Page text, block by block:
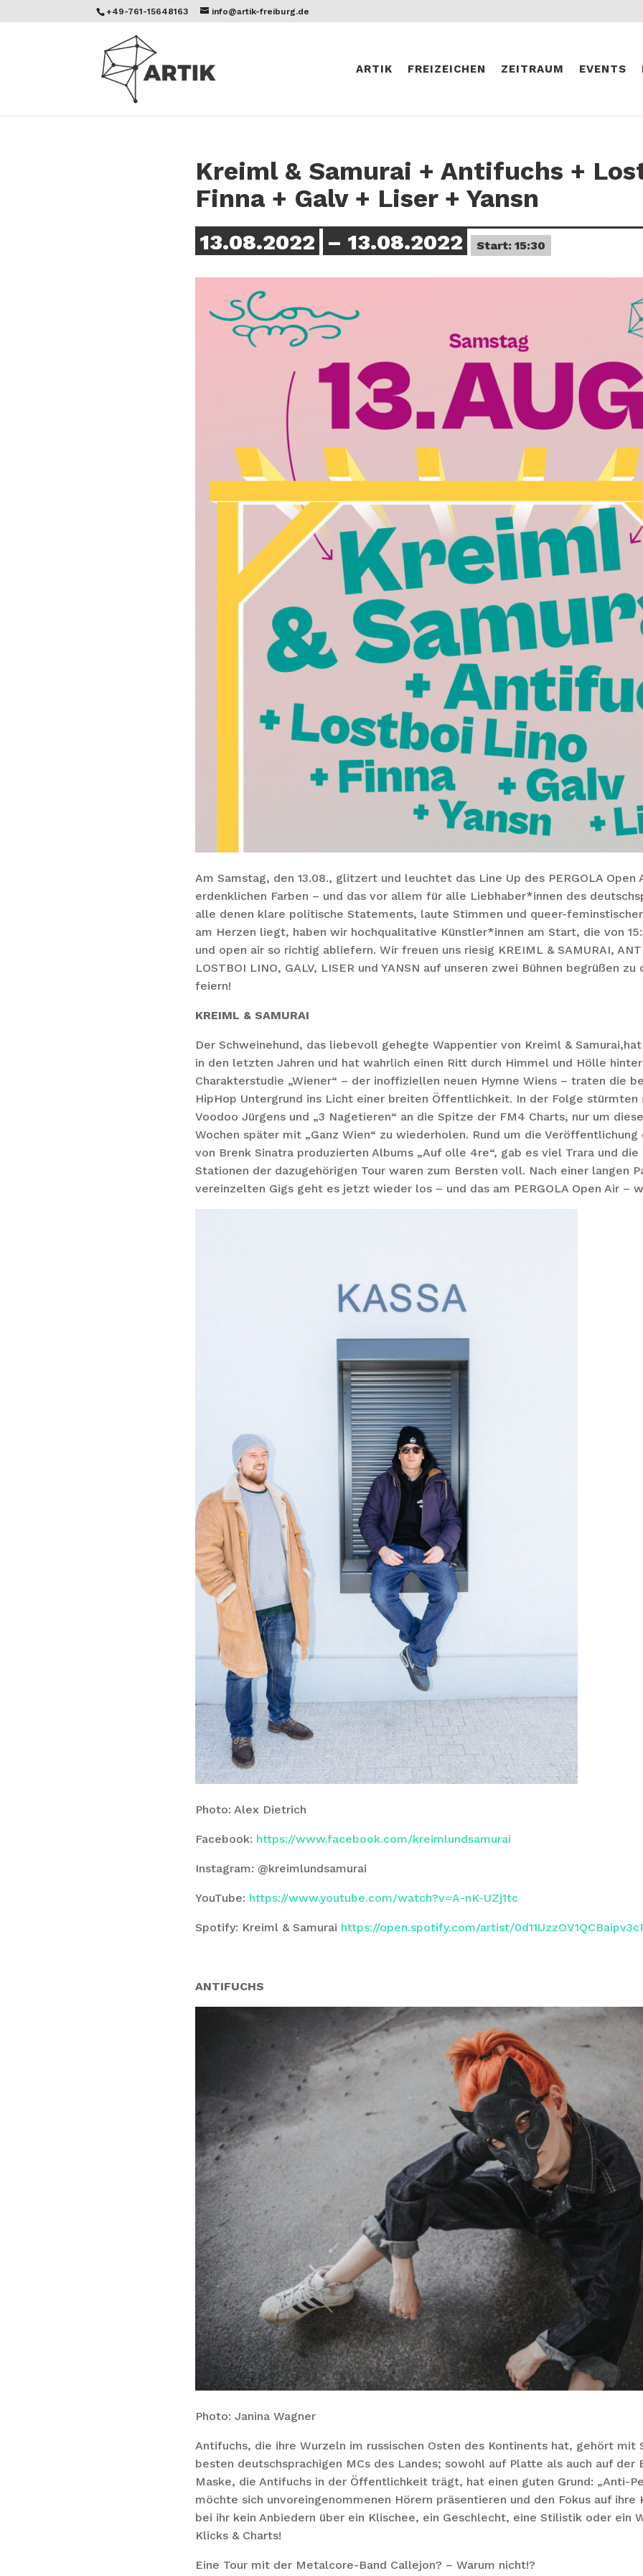
+49-761-15648163 info@artik-freiburg.de
ARTIK FREIZEICHEN ZEITRAUM EVENTS
Kreiml & Samurai + Antifuchs +
Finna + Galv + Liser + Yansn
13.08.2022 – 13.08.2022 Start: 15:30
Am Samstag, den 13.08., glitzert und leuchtet das Line Up des PERGOLA Open
erdenklichen Farben – und das vor allem für alle Liebhaber*innen des
alle denen klare politische Statements, laute Stimmen und queer-
am Herzen liegt, haben wir hochqualitative Künstler*innen am Start, die von
und open air so richtig abliefern. Wir freuen uns riesig KREIML & SAMURAI,
LOSTBOI LINO, GALV, LISER und YANSN auf unseren zwei Bühnen begrüßen
feiern!
KREIML & SAMURAI
Der Schweinehund, das liebevoll gehegte Wappentier von Kreiml &
in den letzten Jahren und hat wahrlich einen Ritt durch Himmel und Hölle
Charakterstudie „Wiener“ – der inoffiziellen neuen Hymne Wiens – traten die
HipHop Untergrund ins Licht einer breiten Öffentlichkeit. In der Folge stürmten
Voodoo Jürgens und „3 Nagetieren“ an die Spitze der FM4 Charts, nur um
Wochen später mit „Ganz Wien“ zu wiederholen. Rund um die Veröffentlichung
von Brenk Sinatra produzierten Albums „Auf olle 4re“, gab es viel Trara und
Stationen der dazugehörigen Tour waren zum Bersten voll. Nach einer langen
vereinzelten Gigs geht es jetzt wieder los – und das am PERGOLA Open Air –
Photo: Alex Dietrich
Facebook: https://www.facebook.com/kreimlundsamurai
Instagram: @kreimlundsamurai
YouTube: https://www.youtube.com/watch?v=A-nK-UZj1tc
Spotify: Kreiml & Samurai https://open.spotify.com/artist/
ANTIFUCHS
Photo: Janina Wagner
Antifuchs, die ihre Wurzeln im russischen Osten des Kontinents hat, gehört mit
besten deutschsprachigen MCs des Landes; sowohl auf Platte als auch auf der
Maske, die Antifuchs in der Öffentlichkeit trägt, hat einen guten Grund: „Anti-
möchte sich unvoreingenommenen Hörern präsentieren und den Fokus auf ihre
bei ihr kein Anbiedern über ein Klischee, ein Geschlecht, eine Stilistik oder ein
Klicks & Charts!
Eine Tour mit der Metalcore-Band Callejon? – Warum nicht!?